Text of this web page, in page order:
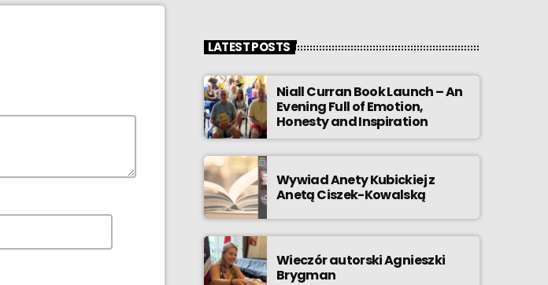
LATEST POSTS
Niall Curran Book Launch – An
Evening Full of Emotion,
Honesty and Inspiration
Wywiad Anety Kubickiej z
Anetą Ciszek-Kowalską
Wieczór autorski Agnieszki
Brygman